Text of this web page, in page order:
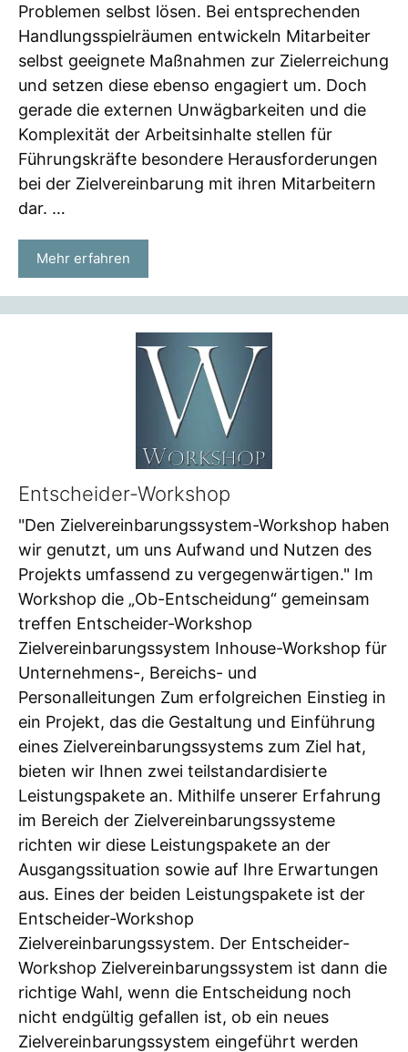
Problemen selbst lösen. Bei entsprechenden
Handlungsspielräumen entwickeln Mitarbeiter
selbst geeignete Maßnahmen zur Zielerreichung
und setzen diese ebenso engagiert um. Doch
gerade die externen Unwägbarkeiten und die
Komplexität der Arbeitsinhalte stellen für
Führungskräfte besondere Herausforderungen
bei der Zielvereinbarung mit ihren Mitarbeitern
dar. …
Mehr erfahren
Entscheider-Workshop
"Den Zielvereinbarungssystem-Workshop haben
wir genutzt, um uns Aufwand und Nutzen des
Projekts umfassend zu vergegenwärtigen." Im
Workshop die „Ob-Entscheidung“ gemeinsam
treffen Entscheider-Workshop
Zielvereinbarungssystem Inhouse-Workshop für
Unternehmens-, Bereichs- und
Personalleitungen Zum erfolgreichen Einstieg in
ein Projekt, das die Gestaltung und Einführung
eines Zielvereinbarungssystems zum Ziel hat,
bieten wir Ihnen zwei teilstandardisierte
Leistungspakete an. Mithilfe unserer Erfahrung
im Bereich der Zielvereinbarungssysteme
richten wir diese Leistungspakete an der
Ausgangssituation sowie auf Ihre Erwartungen
aus. Eines der beiden Leistungspakete ist der
Entscheider-Workshop
Zielvereinbarungssystem. Der Entscheider-
Workshop Zielvereinbarungssystem ist dann die
richtige Wahl, wenn die Entscheidung noch
nicht endgültig gefallen ist, ob ein neues
Zielvereinbarungssystem eingeführt werden